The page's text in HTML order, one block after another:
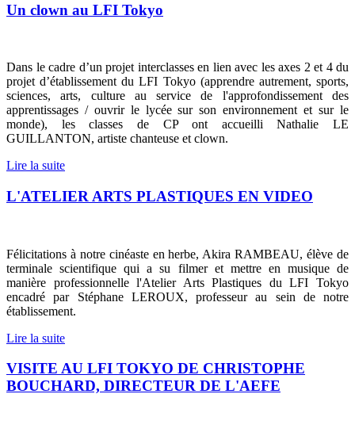
Un clown au LFI Tokyo
Dans le cadre d’un projet interclasses en lien avec les axes 2 et 4 du
projet d’établissement du LFI Tokyo (apprendre autrement, sports,
sciences, arts, culture au service de l'approfondissement des
apprentissages / ouvrir le lycée sur son environnement et sur le
monde), les classes de CP ont accueilli Nathalie LE
GUILLANTON, artiste chanteuse et clown.
Lire la suite
L'ATELIER ARTS PLASTIQUES EN VIDEO
Félicitations à notre cinéaste en herbe, Akira RAMBEAU, élève de
terminale scientifique qui a su filmer et mettre en musique de
manière professionnelle l'Atelier Arts Plastiques du LFI Tokyo
encadré par Stéphane LEROUX, professeur au sein de notre
établissement.
Lire la suite
VISITE AU LFI TOKYO DE CHRISTOPHE
BOUCHARD, DIRECTEUR DE L'AEFE